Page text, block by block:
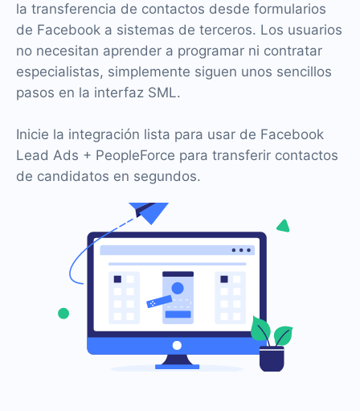
la transferencia de contactos desde formularios
de Facebook a sistemas de terceros. Los usuarios
no necesitan aprender a programar ni contratar
especialistas, simplemente siguen unos sencillos
pasos en la interfaz SML.
Inicie la integración lista para usar de Facebook
Lead Ads + PeopleForce para transferir contactos
de candidatos en segundos.